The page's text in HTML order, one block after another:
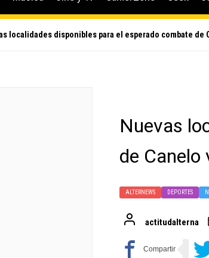
localidades disponibles para el esperado combate de
Nuevas
de Canelo
ALTERNEWS DEPORTES
actitudalterna